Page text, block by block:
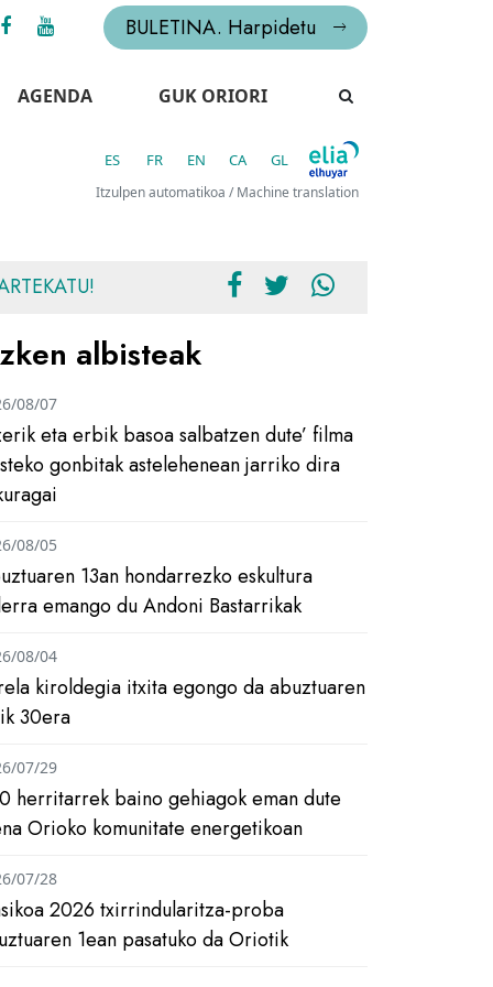
BULETINA. Harpidetu
AGENDA GUK ORIORI
ES FR EN CA GL
Itzulpen automatikoa / Machine translation
albisteak
eta erbik basoa salbatzen dute’ filma
gonbitak astelehenean jarriko dira
08/07
13an hondarrezko eskultura
emango du Andoni Bastarrikak
08/05
kiroldegia itxita egongo da abuztuaren
30era
08/04
herritarrek baino gehiagok eman dute
Orioko komunitate energetikoan
07/29
2026 txirrindularitza-proba
1ean pasatuko da Oriotik
07/28